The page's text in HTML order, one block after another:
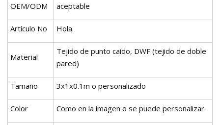
OEM/ODM aceptable
Artículo No Hola
Material
Tejido de punto caído, DWF (tejido de doble
pared)
Tamaño 3x1x0.1m o personalizado
Color Como en la imagen o se puede personalizar.